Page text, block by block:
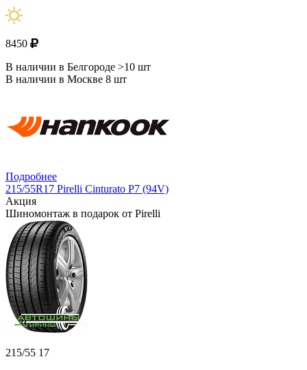
8450
В наличии в Белгороде >10 шт
В наличии в Москве 8 шт
Подробнее
215/55R17 Pirelli Cinturato P7 (94V)
Акция
Шиномонтаж в подарок от Pirelli
215/55 17